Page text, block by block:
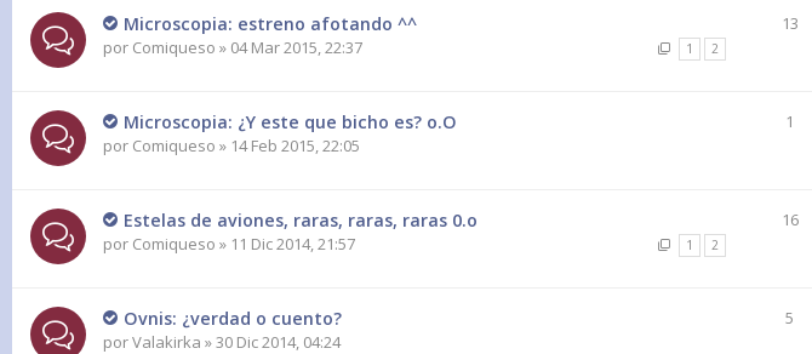
Microscopia: estreno afotando ^^
1 2
por Comiqueso » 04 Mar 2015, 22:37
13
Microscopia: ¿Y este que bicho es? o.O
por Comiqueso » 14 Feb 2015, 22:05
1
Estelas de aviones, raras, raras, raras 0.o
1 2
por Comiqueso » 11 Dic 2014, 21:57
16
Ovnis: ¿verdad o cuento?
porValakirka » 30 Dic 2014, 04:24
5